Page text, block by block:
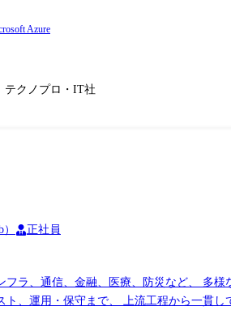
Azure
クノプロ・IT社
正社員
フラ、通信、金融、医療、防災など、 多
ト、運用・保守まで、 上流工程から一貫